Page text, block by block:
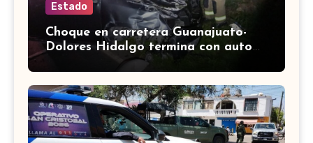
Estado
Choque en carretera Guanajuato-
Dolores Hidalgo termina con auto
volcado y daños materiales